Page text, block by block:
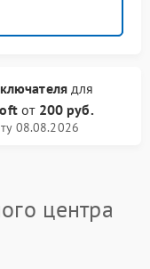
для
от 200 руб.
08.08.2026
центра